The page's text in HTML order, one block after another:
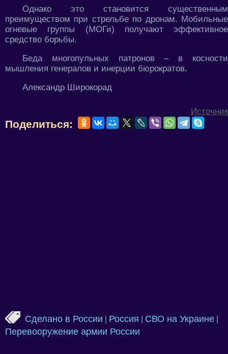
Однако это становится существенным
преимуществом при стрельбе по дронам. Мобильные
огневые группы (МОГи) получают эффективное
средство борьбы.
Беда многопульных патронов – в косности
мышления генералов и инерции бюрократов.
Александр Широкорад
Источник
Поделиться:
Сделано в России Россия СВО на Украине
Перевооружение армии России